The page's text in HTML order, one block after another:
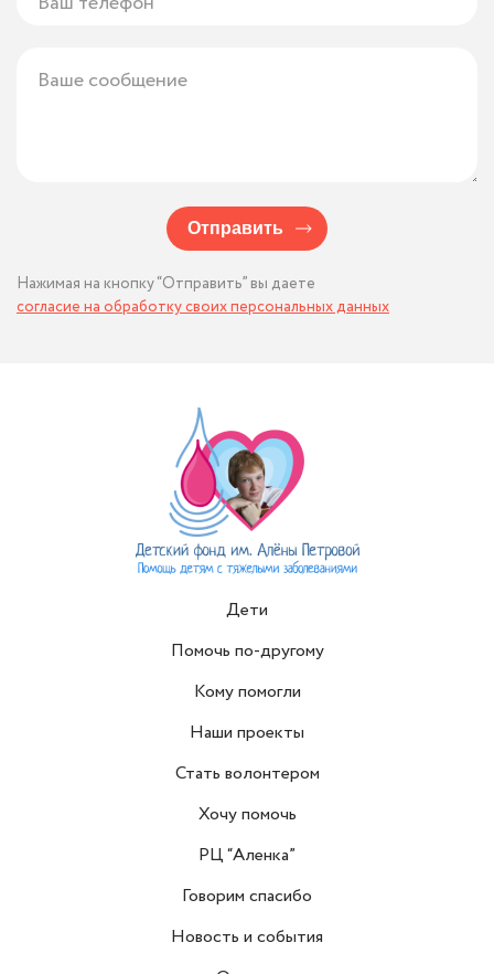
Отправить
Нажимая на кнопку “Отправить” вы даете
согласие на обработку своих персональных данных
Дети
Помочь по-другому
Кому помогли
Наши проекты
Стать волонтером
Хочу помочь
РЦ “Аленка”
Говорим спасибо
Новость и события